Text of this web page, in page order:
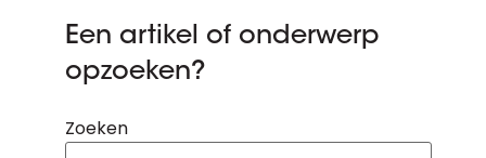
Een artikel of onderwerp
opzoeken?
Zoeken